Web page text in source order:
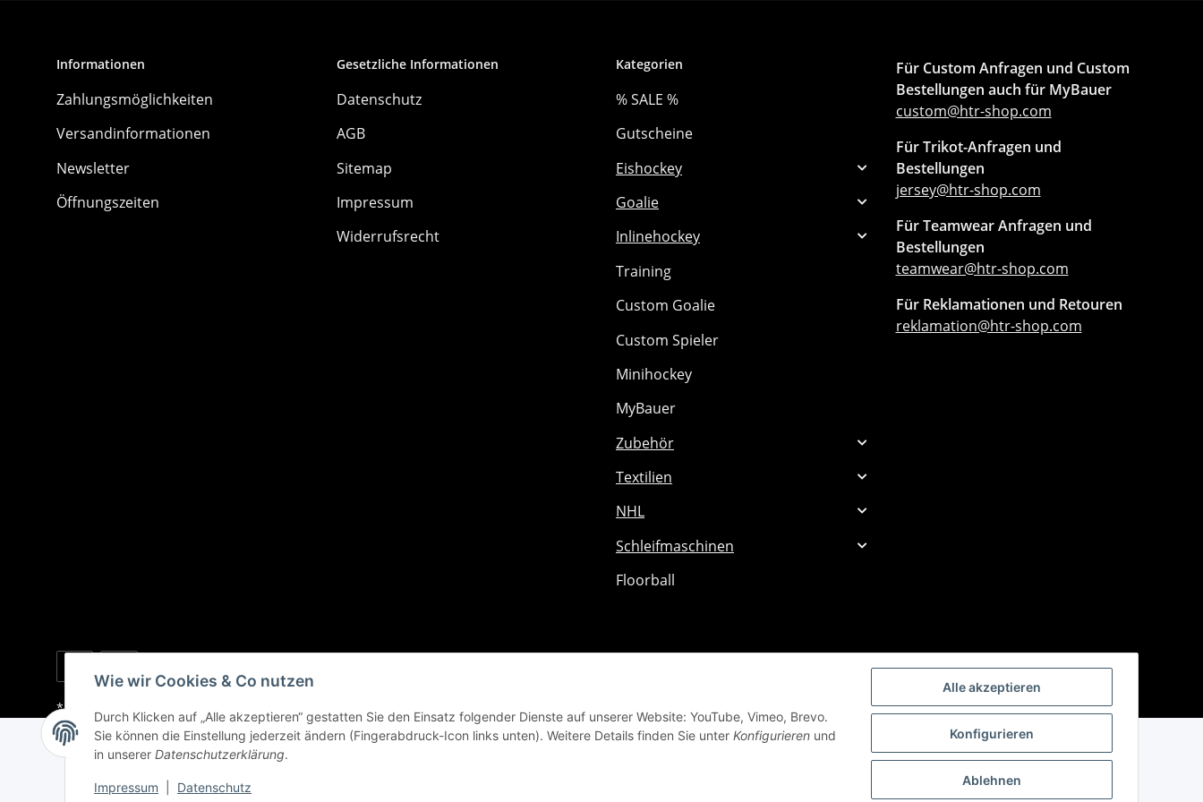
Alle akzeptieren
Konfigurieren
Ablehnen
Wie wir Cookies & Co nutzen
Durch Klicken auf „Alle akzeptieren“ gestatten Sie den Einsatz folgender Dienste auf unserer Website: YouTube, Vimeo, Brevo.
Sie können die Einstellung jederzeit ändern (Fingerabdruck-Icon links unten). Weitere Details finden Sie unter Konfigurieren und
in unserer Datenschutzerklärung.
Impressum Datenschutz
Informationen
Zahlungsmöglichkeiten
Versandinformationen
Newsletter
Öffnungszeiten
Gesetzliche Informationen
Datenschutz
AGB
Sitemap
Impressum
Widerrufsrecht
Kategorien
% SALE %
Gutscheine
Eishockey
Goalie
Inlinehockey
Training
Custom Goalie
Custom Spieler
Minihockey
MyBauer
Zubehör
Textilien
NHL
Schleifmaschinen
Floorball
Für Custom Anfragen und Custom
Bestellungen auch für MyBauer
custom@htr-shop.com
Für Trikot-Anfragen und
Bestellungen
jersey@htr-shop.com
Für Teamwear Anfragen und
Bestellungen
teamwear@htr-shop.com
Für Reklamationen und Retouren
reklamation@htr-shop.com
* Alle Preise inkl. gesetzlicher USt., zzgl. Versand